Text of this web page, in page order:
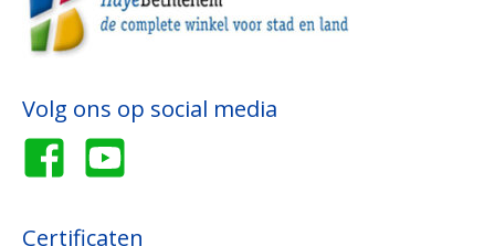
Volg ons op social media
Certificaten